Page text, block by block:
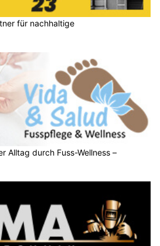
für nachhaltige
Alltag durch Fuss-Wellness –